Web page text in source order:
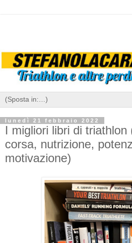
lunedì 21 febbraio 2022
I migliori libri di triathlon
corsa, nutrizione,
motivazione)